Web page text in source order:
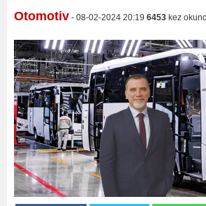
Otomotiv - 08-02-2024 20:19 6453 kez